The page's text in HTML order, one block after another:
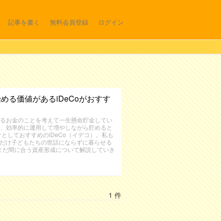
記事を書く 無料会員登録 ログイン
る価値があるiDeCoがおすす
お金のことを考えて一生懸命貯金してい
効率的に運用して増やしながら貯めると
しておすすめのiDeCo（イデコ）。私も
け子どもたちの世話にならずに暮らせる
間に合う資産形成について解説していき
1 件